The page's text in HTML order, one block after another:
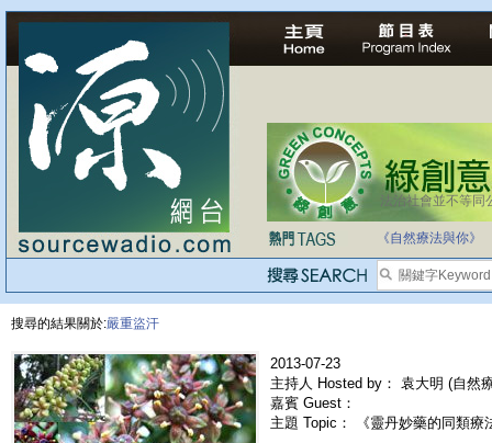
法治社會並不等同
《自然療法與你》
搜尋的結果關於:嚴重盜汗
2013-07-23
主持人 Hosted by： 袁大明 (自然
嘉賓 Guest：
主題 Topic： 《靈丹妙藥的同類